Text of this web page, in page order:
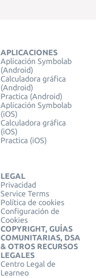
APLICACIONES
Aplicación Symbolab
(Android)
Calculadora gráfica
(Android)
Practica (Android)
Aplicación Symbolab
(iOS)
Calculadora gráfica
(iOS)
Practica (iOS)
LEGAL
Privacidad
Service Terms
Política de cookies
Configuración de
Cookies
COPYRIGHT, GUÍAS
COMUNITARIAS, DSA
& OTROS RECURSOS
LEGALES
Centro Legal de
Learneo